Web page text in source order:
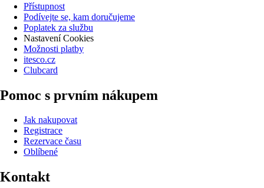
Přístupnost
Podívejte se, kam doručujeme
Poplatek za službu
Nastavení Cookies
Možnosti platby
itesco.cz
Clubcard
Pomoc s prvním nákupem
Jak nakupovat
Registrace
Rezervace času
Oblíbené
Kontakt